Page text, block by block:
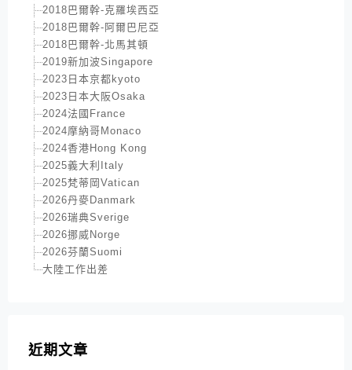
2018巴爾幹-克羅埃西亞
2018巴爾幹-阿爾巴尼亞
2018巴爾幹-北馬其頓
2019新加波Singapore
2023日本京都kyoto
2023日本大阪Osaka
2024法國France
2024摩納哥Monaco
2024香港Hong Kong
2025義大利Italy
2025梵蒂岡Vatican
2026丹麥Danmark
2026瑞典Sverige
2026挪威Norge
2026芬蘭Suomi
大陸工作出差
近期文章